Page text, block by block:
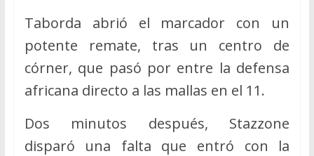
Taborda abrió el marcador con un
potente remate, tras un centro de
córner, que pasó por entre la defensa
africana directo a las mallas en el 11.
Dos minutos después, Stazzone
disparó una falta que entró con la